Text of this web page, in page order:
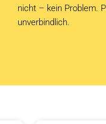
nicht – kein Problem.
unverbindlich.